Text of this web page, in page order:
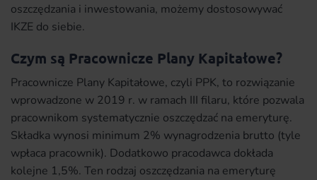
oszczędzania i inwestowania, możemy dostosowywać
IKZE do siebie.
Czym są Pracownicze Plany Kapitałowe?
Pracownicze Plany Kapitałowe, czyli PPK, to rozwiązanie
wprowadzone w 2019 r. w ramach III filaru, które pozwala
pracownikom systematycznie oszczędzać na emeryturę.
Składka wynosi minimum 2% wynagrodzenia brutto (tyle
wpłaca pracownik). Dodatkowo pracodawca dokłada
kolejne 1,5%. Ten rodzaj oszczędzania na emeryturę